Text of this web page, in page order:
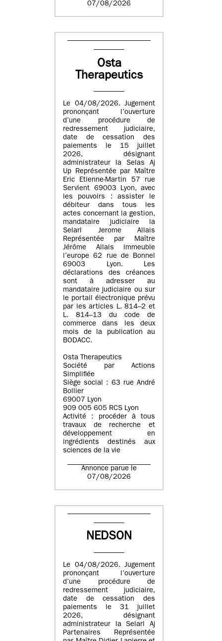
07/08/2026
Osta
Therapeutics
Le 04/08/2026. Jugement
prononçant l’ouverture
d’une procédure de
redressement judiciaire,
date de cessation des
paiements le 15 juillet
2026, désignant
administrateur la Selas Aj
Up Représentée par Maître
Eric Etienne-Martin 57 rue
Servient 69003 Lyon, avec
les pouvoirs : assister le
débiteur dans tous les
actes concernant la gestion,
mandataire judiciaire la
Selarl Jerome Allais
Représentée par Maître
Jérôme Allais immeuble
l’europe 62 rue de Bonnel
69003 Lyon. Les
déclarations des créances
sont à adresser au
mandataire judiciaire ou sur
le portail électronique prévu
par les articles L. 814–2 et
L. 814–13 du code de
commerce dans les deux
mois de la publication au
BODACC.
Osta Therapeutics
Société par Actions
Simplifiée
Siège social : 63 rue André
Bollier
69007 Lyon
909 005 605 RCS Lyon
Activité : procéder à tous
travaux de recherche et
développement en
ingrédients destinés aux
sciences de la vie
Annonce parue le
07/08/2026
NEDSON
Le 04/08/2026. Jugement
prononçant l’ouverture
d’une procédure de
redressement judiciaire,
date de cessation des
paiements le 31 juillet
2026, désignant
administrateur la Selarl Aj
Partenaires Représentée